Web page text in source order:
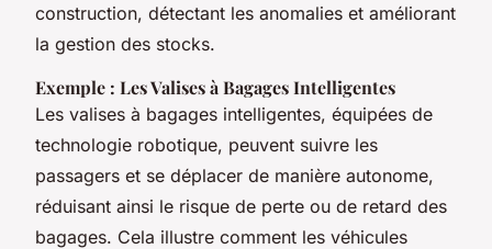
construction, détectant les anomalies et améliorant
la gestion des stocks.
Exemple : Les Valises à Bagages Intelligentes
Les valises à bagages intelligentes, équipées de
technologie robotique, peuvent suivre les
passagers et se déplacer de manière autonome,
réduisant ainsi le risque de perte ou de retard des
bagages. Cela illustre comment les véhicules